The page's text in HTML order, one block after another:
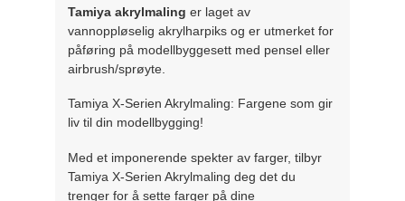
Tamiya akrylmaling er laget av
vannoppløselig akrylharpiks og er utmerket for
påføring på modellbyggesett med pensel eller
airbrush/sprøyte.
Tamiya X-Serien Akrylmaling: Fargene som gir
liv til din modellbygging!
Med et imponerende spekter av farger, tilbyr
Tamiya X-Serien Akrylmaling deg det du
trenger for å sette farger på dine